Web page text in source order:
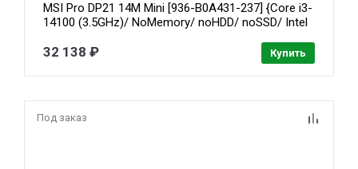
MSI Pro DP21 14M Mini [936-B0A431-237] {Core i3-
14100 (3.5GHz)/ NoMemory/ noHDD/ noSSD/ Intel
32 138 ₽ Купить
Под заказ